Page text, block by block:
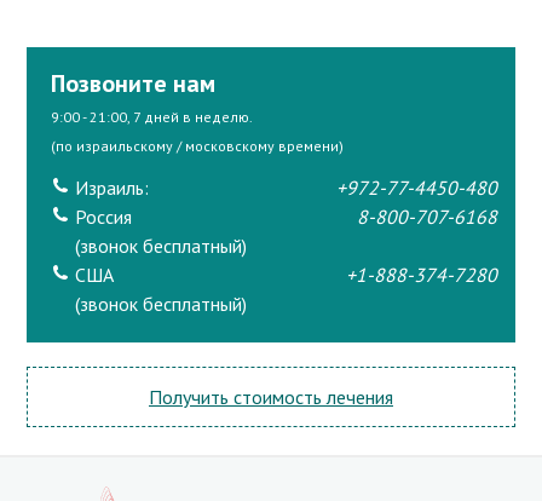
Позвоните нам
9:00 - 21:00, 7 дней в неделю.
(по израильскому / московскому времени)
Израиль:
+972-77-4450-480
Россия
(звонок бесплатный)
8-800-707-6168
США
(звонок бесплатный)
+1-888-374-7280
Получить стоимость лечения